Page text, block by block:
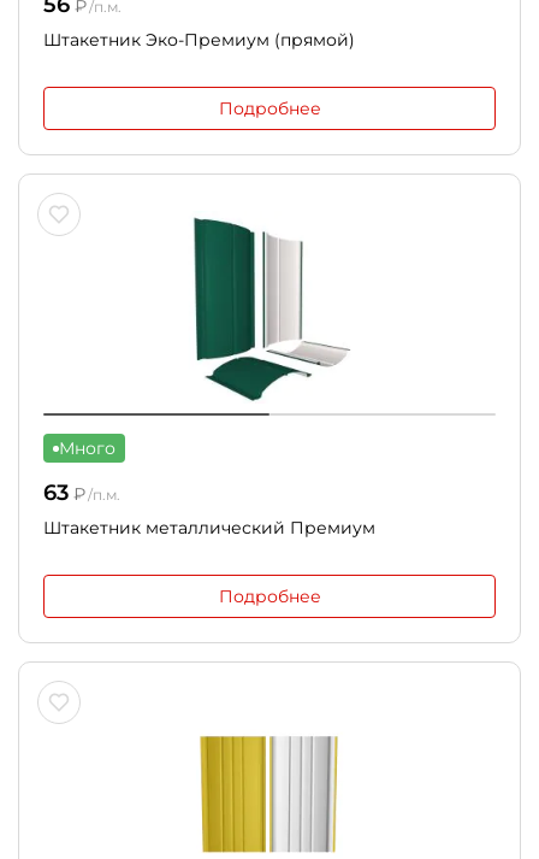
₽/п.м.
Штакетник Эко-Премиум (прямой)
Подробнее
Много
63 ₽/п.м.
Штакетник металлический Премиум
Подробнее